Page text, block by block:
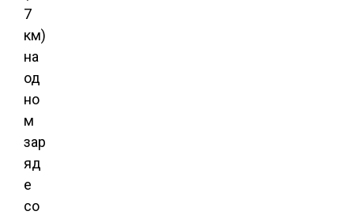
7
км)
на
од
но
м
зар
яд
е
со